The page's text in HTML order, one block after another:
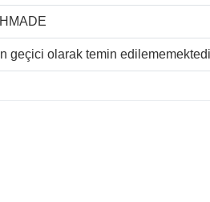
geçici olarak temin